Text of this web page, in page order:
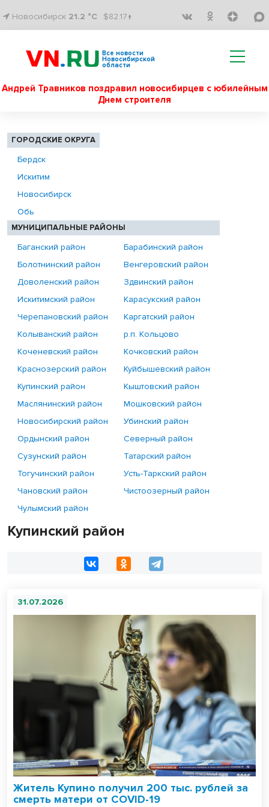
Новосибирск 21.2 °C $82.17↑
Все новости
Новосибирской
области
Андрей Травников поздравил новосибирцев с юбилейным
Днем строителя
ГОРОДСКИЕ ОКРУГА
Бердск
Искитим
Новосибирск
Обь
МУНИЦИПАЛЬНЫЕ РАЙОНЫ
Баганский район
Барабинский район
Болотнинский район
Венгеровский район
Доволенский район
Здвинский район
Искитимский район
Карасукский район
Черепановский район
Каргатский район
Колыванский район
р.п. Кольцово
Коченевский район
Кочковский район
Краснозерский район
Куйбышевский район
Купинский район
Кыштовский район
Маслянинский район
Мошковский район
Новосибирский район
Убинский район
Ордынский район
Северный район
Сузунский район
Татарский район
Тогучинский район
Усть-Таркский район
Чановский район
Чистоозерный район
Чулымский район
Купинский район
31.07.2026
Житель Купино получил 200 тыс. рублей за
смерть матери от COVID-19